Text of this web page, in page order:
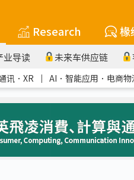
Research 椽
业导读 未来车供应链
讯．XR ｜ AI．智能应用．电商物